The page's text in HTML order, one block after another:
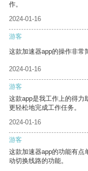
作。
2024-01-16
游客
这款加速器app的操作非常
2024-01-16
游客
这款app是我工作上的得力
更轻松地完成工作任务。
2024-01-16
游客
这款加速器app的功能有点
动切换线路的功能。